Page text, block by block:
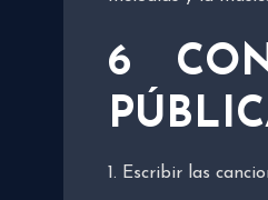
6
1. Escribir las